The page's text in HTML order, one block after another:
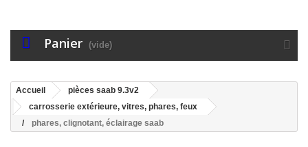
Panier (vide)
Accueil
pièces saab 9.3v2
carrosserie extérieure, vitres, phares, feux
phares, clignotant, éclairage saab